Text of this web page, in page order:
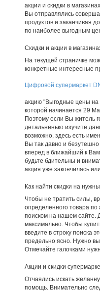
акции и скидки в
Вы отправлялись
продуктов и заканчивая
по наиболее выгодным
Скидки и акции в
На текущей страничке
конкретные интересные
Цифровой супермаркет
акцию "Выгодные цены на
которой начинается 29
Поэтому если Вы житель
детальненько изучите
возможно, здесь есть
Вы так давно и
вперед в ближайший к
будьте бдительны и
акция уже закончилась
Как найти скидки на
Чтобы не тратить силы,
определенного товара по
поиском на нашем сайте.
максимально. Чтобы
введите в строку поиска
предельно ясно. Нужно
Отмечайте галочками
Акции и скидки
Отчаялись искать
помощь. Внимательно